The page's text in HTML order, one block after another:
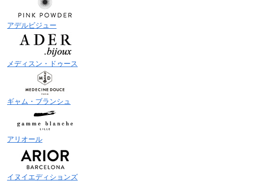
アデルビジュー
メディスン・ドゥース
ギャム・ブランシュ
アリオール
イヌイエディションズ